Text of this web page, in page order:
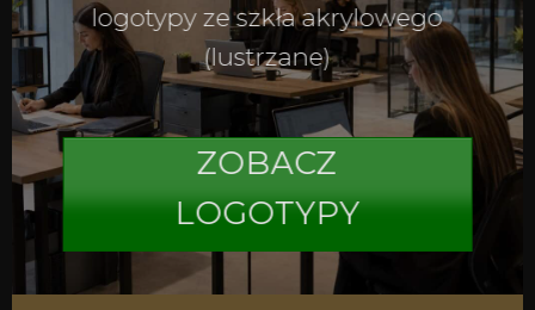
logotypy ze szkła akrylowego
(lustrzane)
ZOBACZ
LOGOTYPY